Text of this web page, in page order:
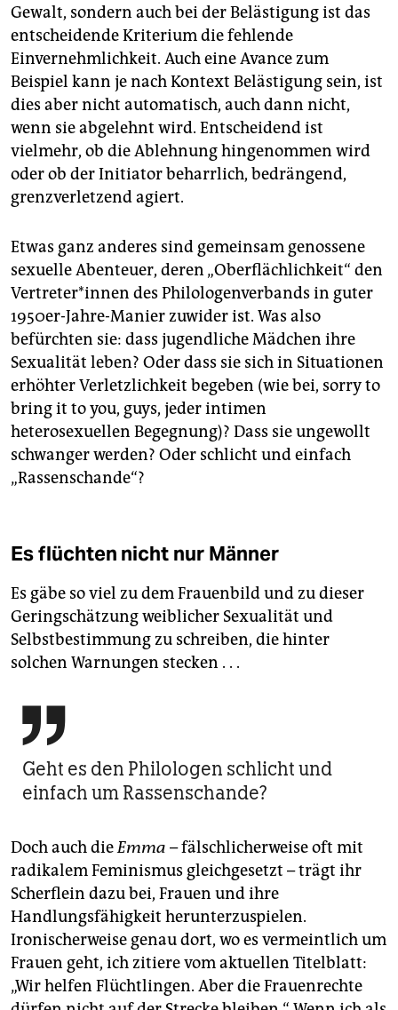
Gewalt, sondern auch bei der Belästigung ist das
entscheidende Kriterium die fehlende
Einvernehmlichkeit. Auch eine Avance zum
Beispiel kann je nach Kontext Belästigung sein, ist
dies aber nicht automatisch, auch dann nicht,
wenn sie abgelehnt wird. Entscheidend ist
vielmehr, ob die Ablehnung hingenommen wird
oder ob der Initiator beharrlich, bedrängend,
grenzverletzend agiert.
Etwas ganz anderes sind gemeinsam genossene
sexuelle Abenteuer, deren „Oberflächlichkeit“ den
Vertreter*innen des Philologenverbands in guter
1950er-Jahre-Manier zuwider ist. Was also
befürchten sie: dass jugendliche Mädchen ihre
Sexualität leben? Oder dass sie sich in Situationen
erhöhter Verletzlichkeit begeben (wie bei, sorry to
bring it to you, guys, jeder intimen
heterosexuellen Begegnung)? Dass sie ungewollt
schwanger werden? Oder schlicht und einfach
„Rassenschande“?
Es flüchten nicht nur Männer
Es gäbe so viel zu dem Frauenbild und zu dieser
Geringschätzung weiblicher Sexualität und
Selbstbestimmung zu schreiben, die hinter
solchen Warnungen stecken . . .

Geht es den Philologen schlicht und
einfach um Rassenschande?
Doch auch dieEmma – fälschlicherweise oft mit
radikalem Feminismus gleichgesetzt – trägt ihr
Scherflein dazu bei, Frauen und ihre
Handlungsfähigkeit herunterzuspielen.
Ironischerweise genau dort, wo es vermeintlich um
Frauen geht, ich zitiere vom aktuellen Titelblatt:
„Wir helfen Flüchtlingen. Aber die Frauenrechte